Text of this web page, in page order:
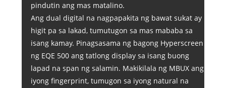
pindutin ang mas matalino.
Ang dual digital na nagpapakita ng bawat sukat ay
higit pa sa lakad, tumutugon sa mas mababa sa
isang kamay. Pinagsasama ng bagong Hyperscreen
ng EQE 500 ang tatlong display sa isang buong
lapad na span ng salamin. Makikilala ng MBUX ang
iyong fingerprint, tumugon sa iyong natural na